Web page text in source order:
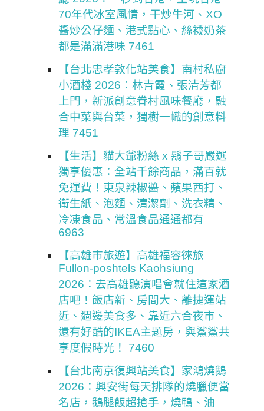
70年代冰室風情，干炒牛河、XO
醬炒公仔麵、港式點心、絲襪奶茶
都是滿滿港味 7461
【台北忠孝敦化站美食】南村私廚
小酒棧 2026：林青霞、張清芳都
上門，新派創意眷村風味餐廳，融
合中菜與台菜，獨樹一幟的創意料
理 7451
【生活】貓大爺粉絲 x 鬍子哥嚴選
獨享優惠：全站千餘商品，滿百就
免運費！東泉辣椒醬、蘋果西打、
衛生紙、泡麵、清潔劑、洗衣精、
冷凍食品、常溫食品通通都有
6963
【高雄市旅遊】高雄福容徠旅
Fullon-poshtels Kaohsiung
2026：去高雄聽演唱會就住這家酒
店吧！飯店新、房間大、離捷運站
近、週邊美食多、靠近六合夜市、
還有好酷的IKEA主題房，與鯊鯊共
享度假時光！ 7460
【台北南京復興站美食】家鴻燒鵝
2026：興安街每天排隊的燒臘便當
名店，鵝腿飯超搶手，燒鴨、油